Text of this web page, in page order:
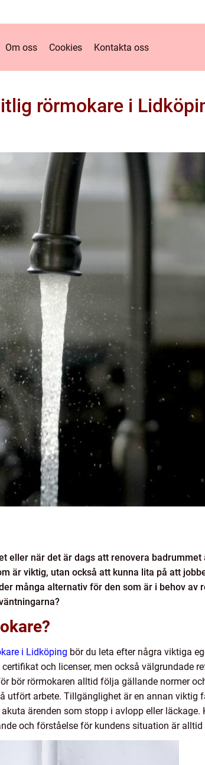
Om oss Cookies Kontakta oss
rörmokare i
eller när det är dags att renovera badrummet
är viktig, utan också att kunna lita på att
många alternativ för den som är i behov av
i Lidköping bör du leta efter några viktiga
och licenser, men också välgrundade
bör rörmokaren alltid följa gällande normer
utfört arbete. Tillgänglighet är en annan viktig
ärenden som stopp i avlopp eller läckage.
och förståelse för kundens situation är